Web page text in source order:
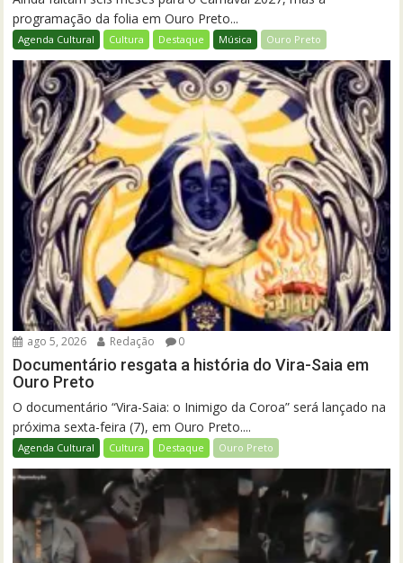
programação da folia em Ouro Preto...
Agenda Cultural Cultura Destaque Música Ouro Preto
ago 5, 2026 Redação 0
Documentário resgata a história do Vira-Saia em
Ouro Preto
O documentário “Vira-Saia: o Inimigo da Coroa” será lançado na
próxima sexta-feira (7), em Ouro Preto....
Agenda Cultural Cultura Destaque Ouro Preto